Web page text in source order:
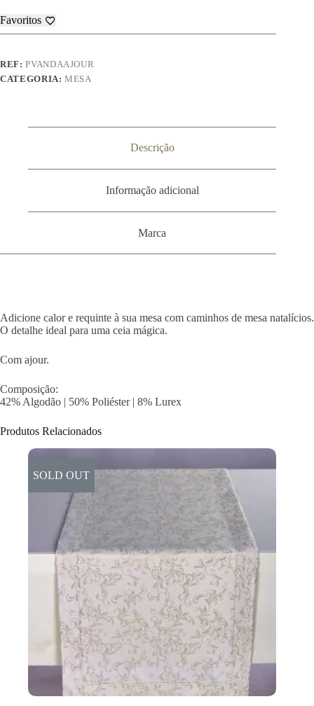
mesa
–
Vanda
Favoritos
REF:PVANDAAJOUR
CATEGORIA:MESA
Descrição
Informação adicional
Marca
Adicione calor e requinte à sua mesa com caminhos de mesa natalícios.
O detalhe ideal para uma ceia mágica.
Com ajour.
Composição:
42% Algodão | 50% Poliéster | 8% Lurex
Produtos Relacionados
SOLD OUT